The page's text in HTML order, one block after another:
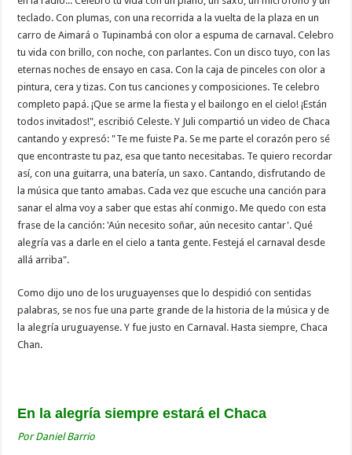
teclado. Con plumas, con una recorrida a la vuelta de la plaza en un
carro de Aimará o Tupinambá con olor a espuma de carnaval. Celebro
tu vida con brillo, con noche, con parlantes. Con un disco tuyo, con las
eternas noches de ensayo en casa. Con la caja de pinceles con olor a
pintura, cera y tizas. Con tus canciones y composiciones. Te celebro
completo papá. ¡Que se arme la fiesta y el bailongo en el cielo! ¡Están
todos invitados!", escribió Celeste. Y Juli compartió un video de Chaca
cantando y expresó: "Te me fuiste Pa. Se me parte el corazón pero sé
que encontraste tu paz, esa que tanto necesitabas. Te quiero recordar
así, con una guitarra, una batería, un saxo. Cantando, disfrutando de
la música que tanto amabas. Cada vez que escuche una canción para
sanar el alma voy a saber que estas ahí conmigo. Me quedo con esta
frase de la canción: 'Aún necesito soñar, aún necesito cantar'. Qué
alegría vas a darle en el cielo a tanta gente. Festejá el carnaval desde
allá arriba".
Como dijo uno de los uruguayenses que lo despidió con sentidas
palabras, se nos fue una parte grande de la historia de la música y de
la alegría uruguayense. Y fue justo en Carnaval. Hasta siempre, Chaca
Chan.
En la alegría siempre estará el Chaca
Por Daniel Barrio